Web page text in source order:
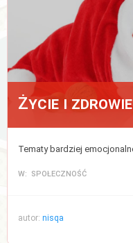
Życie i zdrowie
W: SPOŁECZNOŚĆ
autor: nisqa